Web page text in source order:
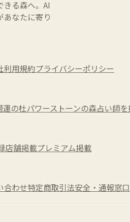
る森へ。AI
なたに寄り
利用規約プライバシーポリシー
運の杜パワーストーンの森占い師
店舗掲載プレミアム掲載
合わせ特定商取引法安全・通報窓口